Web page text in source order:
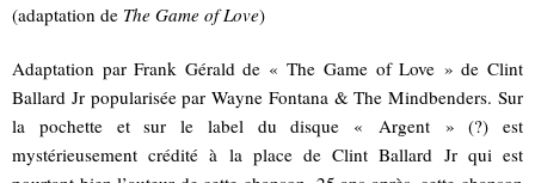
(adaptation de The Game of Love)
Adaptation par Frank Gérald de « The Game of Love » de Clint
Ballard Jr popularisée par Wayne Fontana & The Mindbenders. Sur
la pochette et sur le label du disque « Argent » (?) est
mystérieusement crédité à la place de Clint Ballard Jr qui est